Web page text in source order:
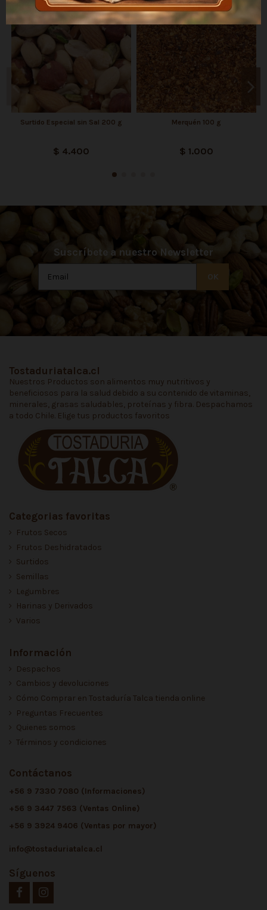
Surtido Especial sin Sal 200 g
$ 4.400
Merquén 100 g
$ 1.000
Suscríbete a nuestro Newsletter
Tostaduriatalca.cl
Nuestros Productos son alimentos muy nutritivos y
beneficiosos para la salud debido a su contenido de vitaminas,
minerales, grasas saludables, proteínas y fibra. Despachamos
a todo Chile. Elige tus productos favoritos
Categorias favoritas
Frutos Secos
Frutos Deshidratados
Surtidos
Semillas
Legumbres
Harinas y Derivados
Varios
Información
Despachos
Cambios y devoluciones
Cómo Comprar en Tostaduría Talca tienda online
Preguntas Frecuentes
Quienes somos
Términos y condiciones
Contáctanos
+56 9 7330 7080 (Informaciones)
+56 9 3447 7563 (Ventas Online)
+56 9 3924 9406 (Ventas por mayor)
info@tostaduriatalca.cl
Síguenos